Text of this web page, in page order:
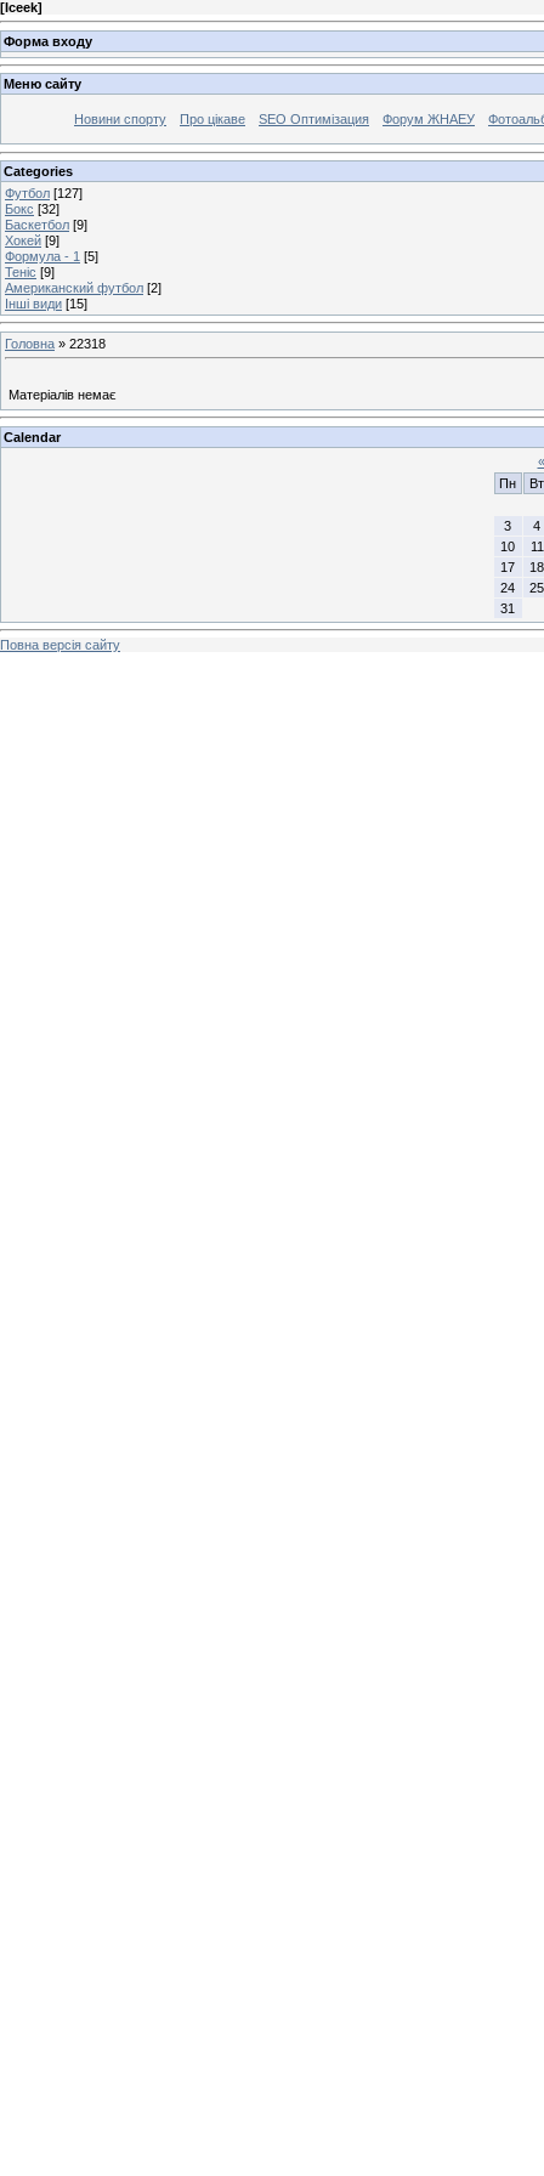
[Iceek]
Форма входу
Меню сайту
Новини спорту Про цікаве SEO Оптимізация Форум ЖНАЕУ
Categories
Футбол [127]
Бокс [32]
Баскетбол [9]
Хокей [9]
Формула - 1 [5]
Теніс [9]
Американский футбол [2]
Інші види [15]
Головна » 22318
Матеріалів немає
Calendar
«
Пн
Вт
3
4
10
11
17
18
24
25
31
Повна версія сайту